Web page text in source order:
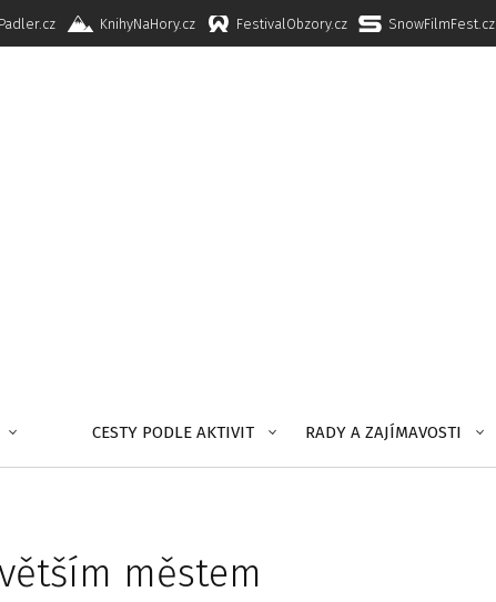
Padler.cz KnihyNaHory.cz FestivalObzory.cz SnowFilmFest.cz
CESTY PODLE AKTIVIT RADY A ZAJÍMAVOSTI
městem